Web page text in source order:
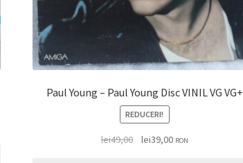
Paul Young – Paul Young Disc VINIL VG VG+
REDUCERI!
lei49,00 lei39,00 RON